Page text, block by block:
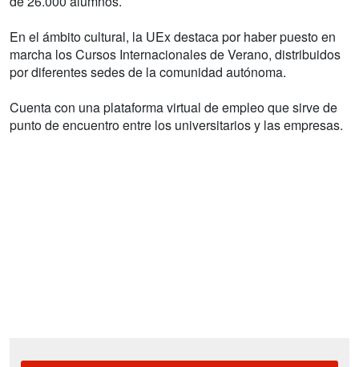
En el ámbito cultural, la UEx destaca por haber puesto en
marcha los Cursos Internacionales de Verano, distribuidos
por diferentes sedes de la comunidad autónoma.
Cuenta con una plataforma virtual de empleo que sirve de
punto de encuentro entre los universitarios y las empresas.